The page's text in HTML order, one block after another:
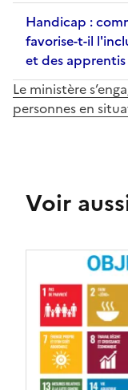
Handicap :
favorise-t-il
et des apprentis
Le ministère
personnes en
Voir